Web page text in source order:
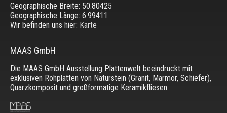
Geographische Breite: 50.80425
Geographische Länge: 6.99411
Wir befinden uns hier: Karte
MAAS GmbH
Die MAAS GmbH Ausstellung Plattenwelt beeindruckt mit
exklusiven Rohplatten von Naturstein (Granit, Marmor, Schiefer),
Quarzkomposit und großformatige Keramikfliesen.